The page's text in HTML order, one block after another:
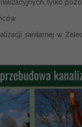
tylko
sanitarnej w